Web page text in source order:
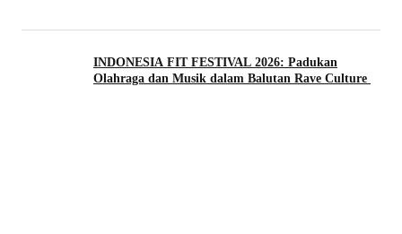
INDONESIA FIT FESTIVAL 2026: Padukan
Olahraga dan Musik dalam Balutan Rave Culture